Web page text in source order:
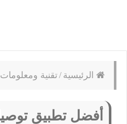
الرئيسية /تقنية ومعلومات
أفضل تطبيق